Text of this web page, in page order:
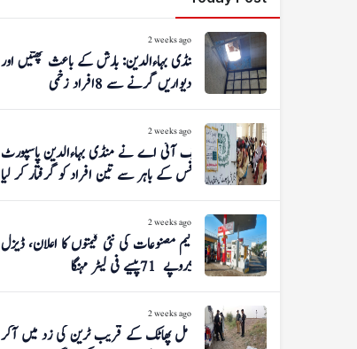
2 weeks ago
منڈی بہاءالدین: بارش کے باعث چھتیں اور
دیواریں گرنے سے 8 افراد زخمی
2 weeks ago
ایف آئی اے نے منڈی بہاءالدین پاسپورٹ
آفس کے باہر سے تین افراد کو گرفتار کر لیا
2 weeks ago
پیٹرولیم مصنوعات کی نئی قیمتوں کا اعلان، ڈیزل
5 روپے 71 پیسے فی لیٹر مہنگا
2 weeks ago
شوگر مل پھاٹک کے قریب ٹرین کی زد میں آکر